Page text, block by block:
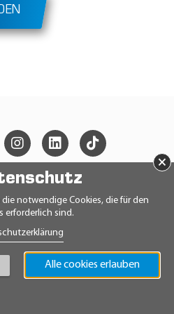
notwendige Cookies, die für den
erforderlich sind.
Alle cookies erlauben
×
GmbH